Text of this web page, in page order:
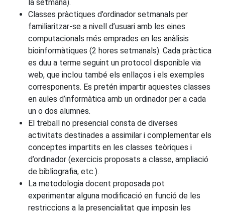
la setmana).
Classes pràctiques d’ordinador setmanals per
familiaritzar-se a nivell d’usuari amb les eines
computacionals més emprades en les anàlisis
bioinformàtiques (2 hores setmanals). Cada pràctica
es duu a terme seguint un protocol disponible via
web, que inclou també els enllaços i els exemples
corresponents. Es pretén impartir aquestes classes
en aules d’informàtica amb un ordinador per a cada
un o dos alumnes.
El treball no presencial consta de diverses
activitats destinades a assimilar i complementar els
conceptes impartits en les classes teòriques i
d’ordinador (exercicis proposats a classe, ampliació
de bibliografia, etc.).
La metodologia docent proposada pot
experimentar alguna modificació en funció de les
restriccions a la presencialitat que imposin les